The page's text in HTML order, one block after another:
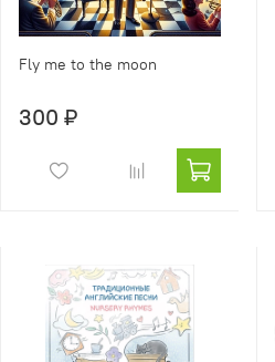
Fly me to the moon
300 ₽